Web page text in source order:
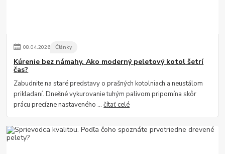
08.04.2026 Články
Kúrenie bez námahy. Ako moderný peletový kotol šetrí
čas?
Zabudnite na staré predstavy o prašných kotolniach a neustálom
prikladaní. Dnešné vykurovanie tuhým palivom pripomína skôr
prácu precízne nastaveného ...čítať celé